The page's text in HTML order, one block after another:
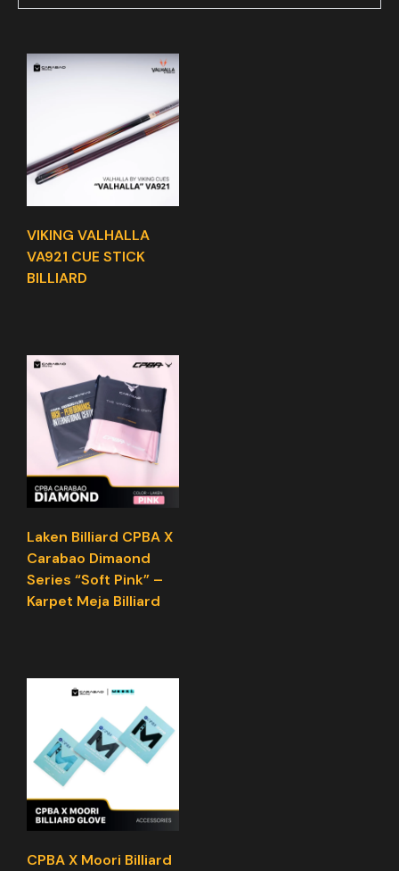
VIKING VALHALLA
VA921 CUE STICK
BILLIARD
Laken Billiard CPBA X
Carabao Dimaond
Series “Soft Pink” –
Karpet Meja Billiard
CPBA X Moori Billiard